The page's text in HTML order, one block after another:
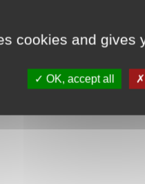
cookies and gives
OK, accept all